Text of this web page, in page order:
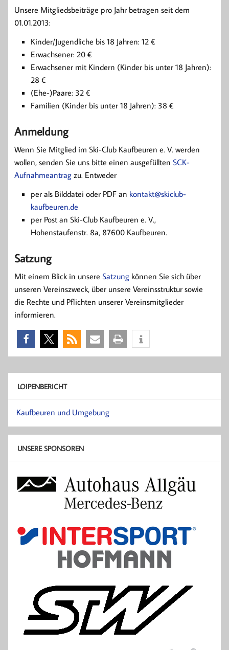
Unsere Mitgliedsbeiträge pro Jahr betragen seit dem
01.01.2013:
Kinder/Jugendliche bis 18 Jahren: 12 €
Erwachsener: 20 €
Erwachsener mit Kindern (Kinder bis unter 18 Jahren):
28 €
(Ehe-)Paare: 32 €
Familien (Kinder bis unter 18 Jahren): 38 €
Anmeldung
Wenn Sie Mitglied im Ski-Club Kaufbeuren e. V. werden
wollen, senden Sie uns bitte einen ausgefüllten SCK-
Aufnahmeantrag zu. Entweder
per als Bilddatei oder PDF an kontakt­@skiclub-
kaufbeuren.de
per Post an Ski-Club Kaufbeuren e. V.,
Hohenstaufenstr. 8a, 87600 Kaufbeuren.
Satzung
Mit einem Blick in unsere Satzung können Sie sich über
unseren Vereinszweck, über unsere Vereinsstruktur sowie
die Rechte und Pflichten unserer Vereinsmitglieder
informieren.
LOIPENBERICHT
Kaufbeuren und Umgebung
UNSERE SPONSOREN